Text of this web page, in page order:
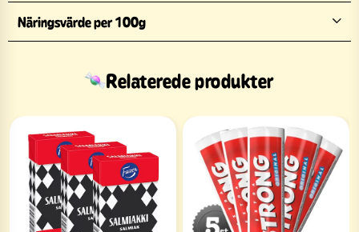
Näringsvärde per 100g
Relaterede produkter